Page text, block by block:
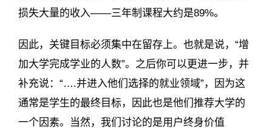
损失大量的收入——三年制课程大约是89%。
因此，关键目标必须集中在留存上。也就是说，“增
加大学完成学业的人数”。之后你可以更进一步，并
补充说：“….并进入他们选择的就业领域”，因为这
通常是学生的最终目标，因此也是他们推荐大学的
一个因素。当然，我们讨论的是用户终身价值